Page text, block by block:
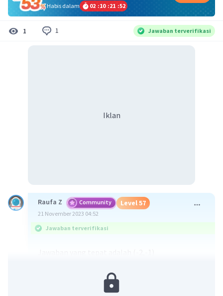
Habis dalam
02 :10 :21 :51
1 1 Jawaban terverifikasi
Iklan
Raufa Z Community Level 57
21 November 2023 04:52
Jawaban terverifikasi